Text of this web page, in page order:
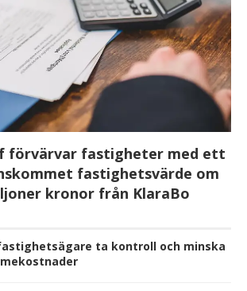
förvärvar fastigheter med ett
fastighetsvärde om
kronor från KlaraBo
ta kontroll och minska